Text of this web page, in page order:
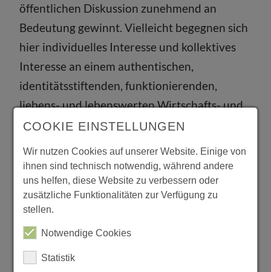
öffentlichen Diskussion zunehmend an
Bedeutung gewinnt. Vielleicht begegnen sich
hier individuelles Interesse und kollektives
Interesse an einem authentischen,
identitätsstiftenden, funktionierenden,
liebens- und lebenswerten Wirtschafts- und
Kulturraum, in dem man sich zuhause fühlt,
positiver Weiterentwicklung man wenigstens
Anteil nimmt, wenn nicht sogar sich aktiv
beteiligt.
In diesem Sinne kann unsere Region mit
ihren traditionsreichen Kommunen und
COOKIE EINSTELLUNGEN
Wir nutzen Cookies auf unserer Website. Einige von
ihnen sind technisch notwendig, während andere
uns helfen, diese Website zu verbessern oder
zusätzliche Funktionalitäten zur Verfügung zu
stellen.
Notwendige Cookies
Statistik